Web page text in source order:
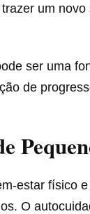
um
ser uma
de
estar físico
O